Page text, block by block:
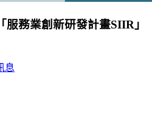
服務業創新研發計畫SIIR」
息